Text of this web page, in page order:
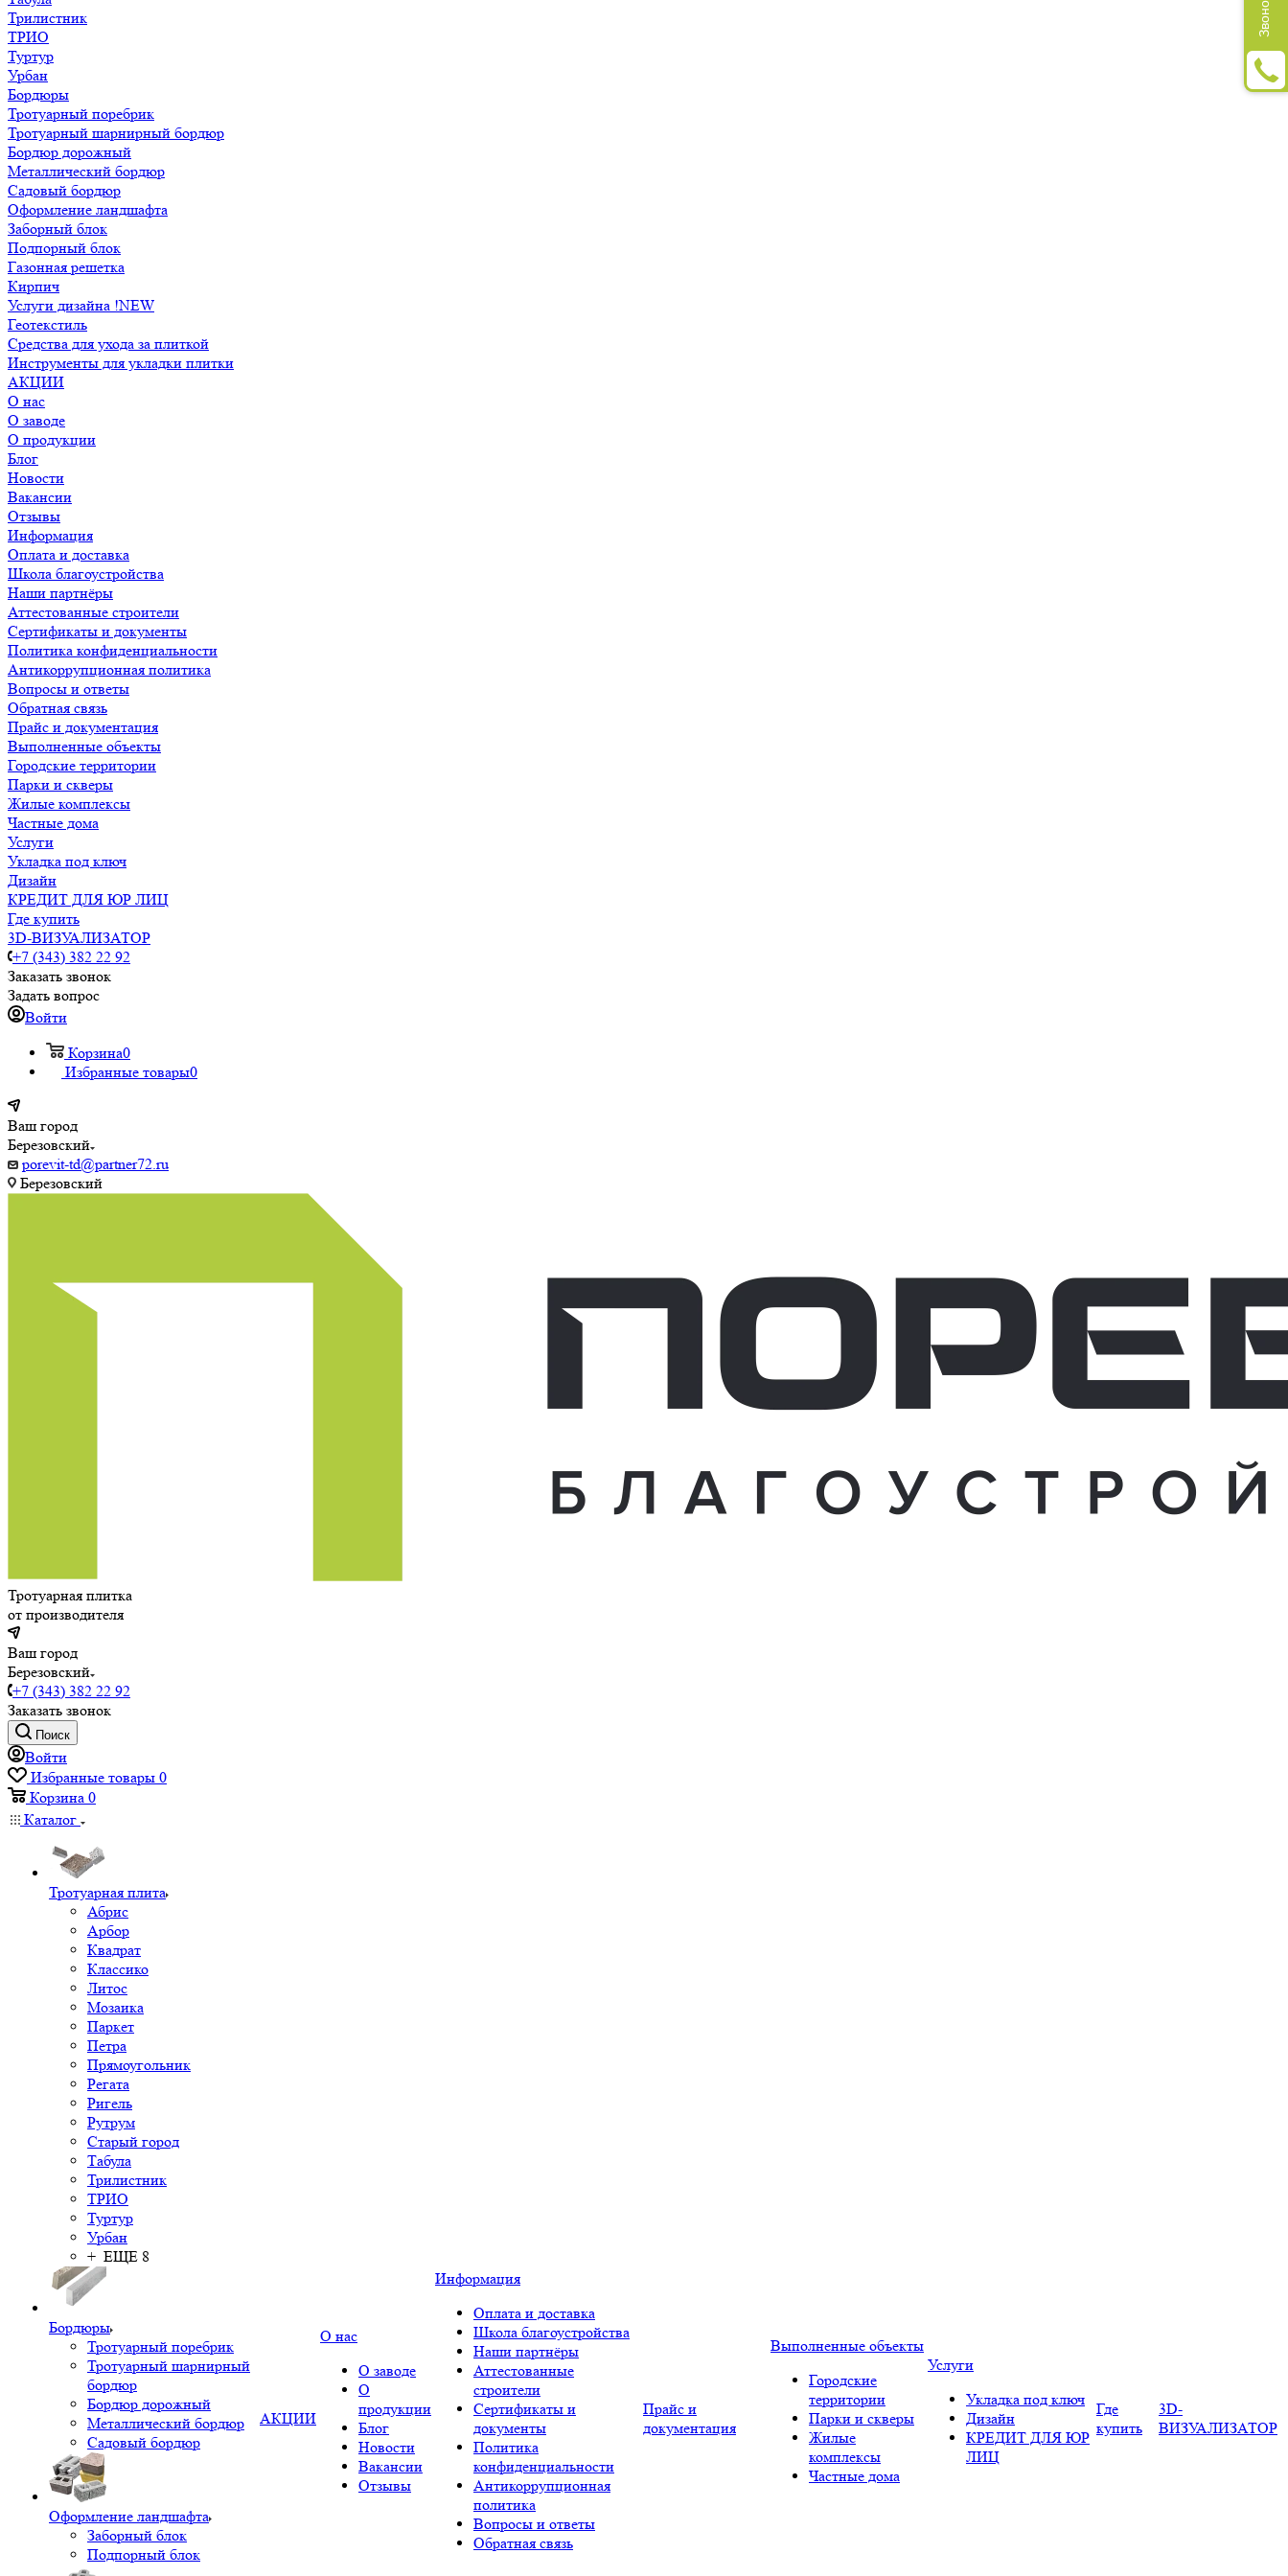
Трилистник
ТРИО
Туртур
Урбан
Бордюры
Тротуарный поребрик
Тротуарный шарнирный бордюр
Бордюр дорожный
Металлический бордюр
Садовый бордюр
Оформление ландшафта
Заборный блок
Подпорный блок
Газонная решетка
Кирпич
Услуги дизайна !NEW
Геотекстиль
Средства для ухода за плиткой
Инструменты для укладки плитки
АКЦИИ
О нас
О заводе
О продукции
Блог
Новости
Вакансии
Отзывы
Информация
Оплата и доставка
Школа благоустройства
Наши партнёры
Аттестованные строители
Сертификаты и документы
Политика конфиденциальности
Антикоррупционная политика
Вопросы и ответы
Обратная связь
Прайс и документация
Выполненные объекты
Городские территории
Парки и скверы
Жилые комплексы
Частные дома
Услуги
Укладка под ключ
Дизайн
КРЕДИТ ДЛЯ ЮР ЛИЦ
Где купить
3D-ВИЗУАЛИЗАТОР
+7 (343) 382 22 92
Заказать звонок
Задать вопрос
Войти
Корзина0
Избранные товары0
Ваш город
Березовский
porevit-td@partner72.ru
Березовский
Тротуарная плитка
от производителя
Ваш город
Березовский
+7 (343) 382 22 92
Заказать звонок
Поиск
Войти
Избранные товары 0
Корзина 0
Каталог
Тротуарная плита
Абрис
Арбор
Квадрат
Классико
Литос
Мозаика
Паркет
Петра
Прямоугольник
Регата
Ригель
Рутрум
Старый город
Табула
Трилистник
ТРИО
Туртур
Урбан
+ ЕЩЕ 8
Бордюры
Тротуарный поребрик
Тротуарный шарнирный
бордюр
Бордюр дорожный
Металлический бордюр
Садовый бордюр
Оформление ландшафта
Заборный блок
Подпорный блок
АКЦИИ
О нас
О заводе
О
продукции
Блог
Новости
Вакансии
Отзывы
Информация
Оплата и доставка
Школа благоустройства
Наши партнёры
Аттестованные
строители
Сертификаты и
документы
Политика
конфиденциальности
Антикоррупционная
политика
Вопросы и ответы
Обратная связь
Прайс и
документация
Выполненные объекты
Городские
территории
Парки и скверы
Жилые
комплексы
Частные дома
Услуги
Укладка под ключ
Дизайн
КРЕДИТ ДЛЯ ЮР
ЛИЦ
Где
купить
3D-
ВИЗУАЛИЗАТОР